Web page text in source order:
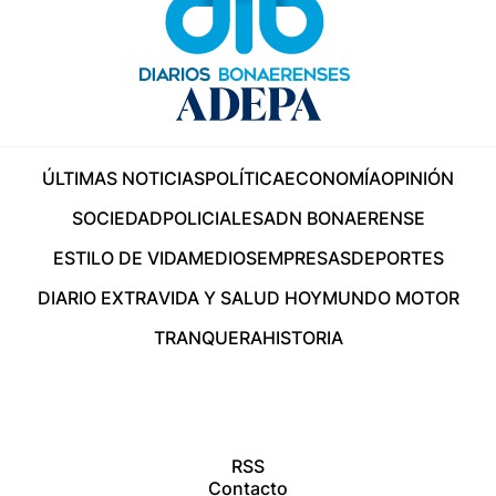
ÚLTIMAS NOTICIASPOLÍTICAECONOMÍAOPINIÓN
SOCIEDADPOLICIALESADN BONAERENSE
ESTILO DE VIDAMEDIOSEMPRESASDEPORTES
DIARIO EXTRAVIDA Y SALUD HOYMUNDO MOTOR
TRANQUERAHISTORIA
RSS
Contacto